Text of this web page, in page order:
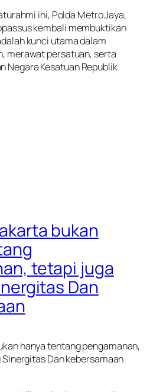
ini, Polda Metro Jaya,
kembali membuktikan
kunci utama dalam
merawat persatuan, serta
Negara Kesatuan Republik
bukan
tetapi juga
Dan
hanya tentang pengamanan,
Dan kebersamaan